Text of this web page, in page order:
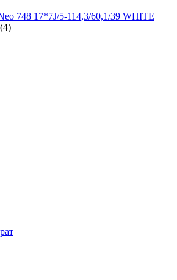
748 17*7J/5-114,3/60,1/39 WHITE